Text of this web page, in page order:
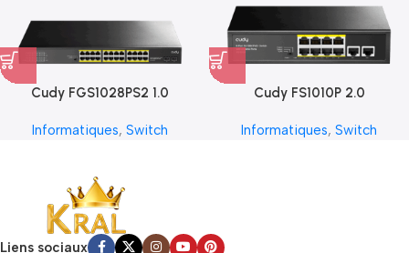
Cudy FGS1028PS2 1.0
Informatiques, Switch
Cudy FS1010P 2.0
Informatiques, Switch
Liens sociaux